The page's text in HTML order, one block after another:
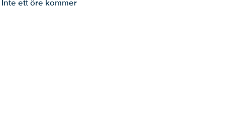
ett öre kommer